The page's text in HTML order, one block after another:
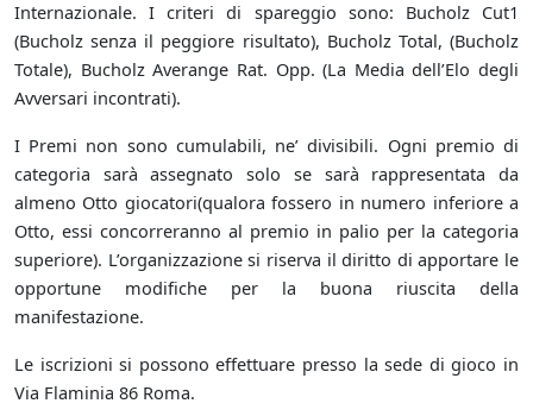
Internazionale. I criteri di spareggio sono: Bucholz Cut1
(Bucholz senza il peggiore risultato), Bucholz Total, (Bucholz
Totale), Bucholz Averange Rat. Opp. (La Media dell’Elo degli
Avversari incontrati).
I Premi non sono cumulabili, ne’ divisibili. Ogni premio di
categoria sarà assegnato solo se sarà rappresentata da
almeno Otto giocatori(qualora fossero in numero inferiore a
Otto, essi concorreranno al premio in palio per la categoria
superiore). L’organizzazione si riserva il diritto di apportare le
opportune modifiche per la buona riuscita della
manifestazione.
Le iscrizioni si possono effettuare presso la sede di gioco in
Via Flaminia 86 Roma.